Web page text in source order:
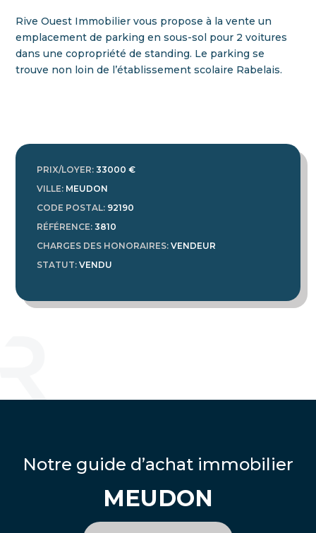
Rive Ouest Immobilier vous propose à la vente un
emplacement de parking en sous-sol pour 2 voitures
dans une copropriété de standing. Le parking se
trouve non loin de l’établissement scolaire Rabelais.
PRIX/LOYER:33000 €
VILLE: MEUDON
CODE POSTAL: 92190
RÉFÉRENCE:3810
CHARGES DES HONORAIRES:VENDEUR
STATUT:VENDU
Notre guide d’achat immobilier
MEUDON